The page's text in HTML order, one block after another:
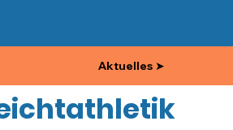
Aktuelles ➤